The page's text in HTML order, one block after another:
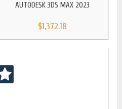
AUTODESK 3DS MAX 2023
$1,372.18